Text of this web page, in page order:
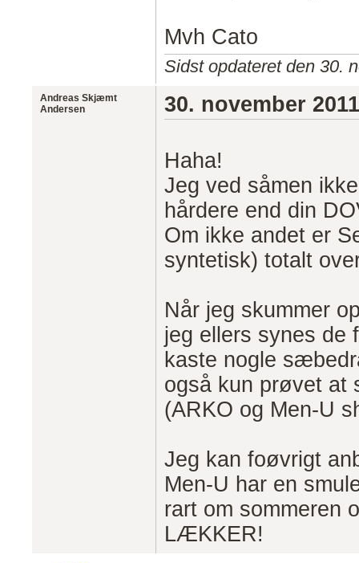
Mvh Cato
Sidst opdateret den 30.
Andreas Skjæmt
Andersen
30. november 2011
Haha!
Jeg ved såmen
hårdere end din
Om ikke andet er
syntetisk) totalt
Når jeg skummer
jeg ellers synes de
kaste nogle
også kun prøvet at
(ARKO og Men-U
Jeg kan foøvrigt
Men-U har en
rart om sommeren
LÆKKER!